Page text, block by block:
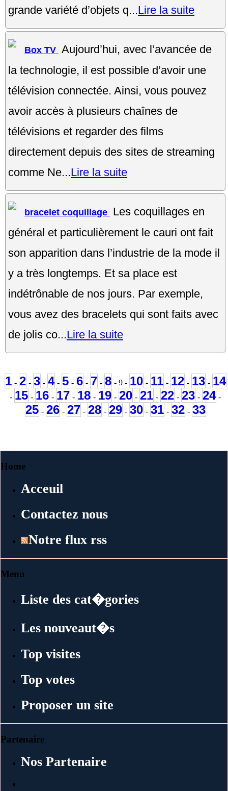
grande variété d’objets q...Lire la suite
Box TV Aujourd’hui, avec l’avancée de
la technologie, il est possible d’avoir une
télévision connectée. Ainsi, vous pouvez
avoir accès à plusieurs chaînes de
télévisions et regarder des films
directement depuis des sites de streaming
comme Ne...Lire la suite
bracelet coquillage Les coquillages en
général et particulièrement le cauri ont fait
son apparition dans l’industrie de la mode il
y a très longtemps. Et sa place est
indétrônable de nos jours. Par exemple,
vous avez des bracelets qui sont faits avec
de jolis co...Lire la suite
1 - 2 - 3 - 4- 5 - 6 - 7 - 8 - 9 - 10 - 11 - 12 - 13 - 14
- 15 - 16 - 17 - 18 - 19 - 20 - 21 - 22 - 23 - 24 -
25 - 26 - 27 - 28 - 29 - 30 - 31 - 32 - 33
Home
Acceuil
Contactez nous
Notre flux rss
Menu
Liste des cat�gories
Les nouveaut�s
Top visites
Top votes
Proposer un site
Partenaire
Nos Partenaire